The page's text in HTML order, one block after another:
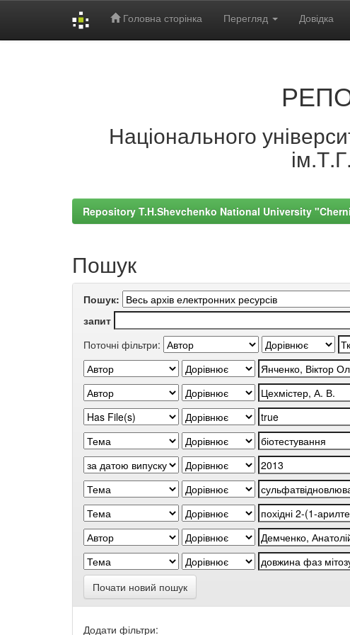
Головна сторінка Перегляд Довідка
Національного
Repository T.H.Shevchenko National University
Пошук
Пошук:
запит
Поточні фільтри:
Почати новий пошук
Додати фільтри: